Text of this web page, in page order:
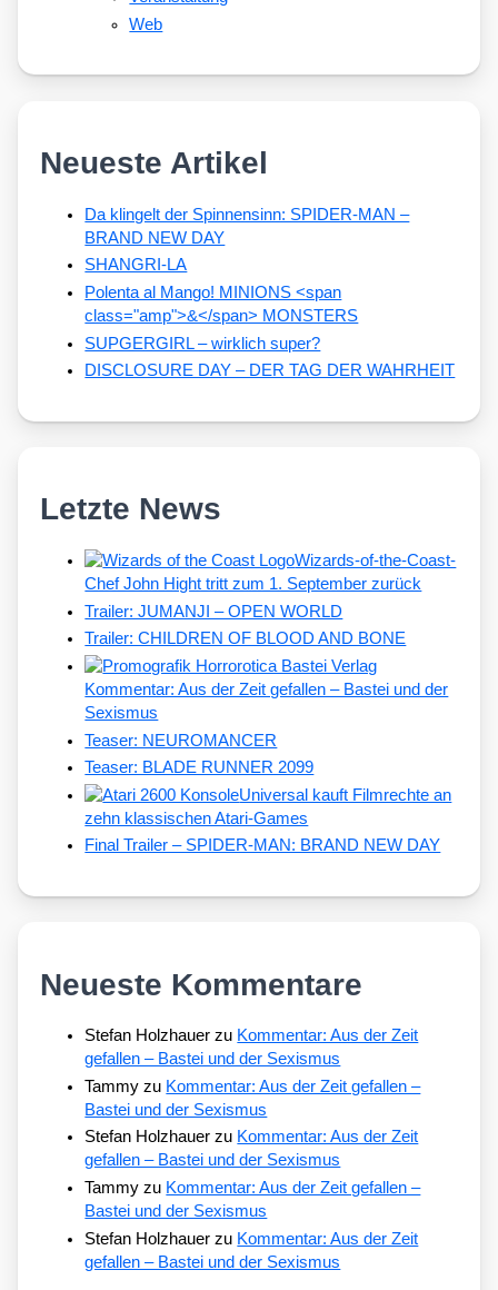
Web
Neueste Artikel
Da klingelt der Spinnensinn: SPIDER-MAN –
BRAND NEW DAY
SHANGRI-LA
Polenta al Mango! MINIONS <span
class="amp">&</span> MONSTERS
SUPGERGIRL – wirklich super?
DISCLOSURE DAY – DER TAG DER WAHRHEIT
Letzte News
Wizards-of-the-Coast-
Chef John Hight tritt zum 1. September zurück
Trailer: JUMANJI – OPEN WORLD
Trailer: CHILDREN OF BLOOD AND BONE
Kommentar: Aus der Zeit gefallen – Bastei und der
Sexismus
Teaser: NEUROMANCER
Teaser: BLADE RUNNER 2099
Universal kauft Filmrechte an
zehn klassischen Atari-Games
Final Trailer – SPIDER-MAN: BRAND NEW DAY
Neueste Kommentare
Stefan Holzhauer zu Kommentar: Aus der Zeit
gefallen – Bastei und der Sexismus
Tammy zu Kommentar: Aus der Zeit gefallen –
Bastei und der Sexismus
Stefan Holzhauer zu Kommentar: Aus der Zeit
gefallen – Bastei und der Sexismus
Tammy zu Kommentar: Aus der Zeit gefallen –
Bastei und der Sexismus
Stefan Holzhauer zu Kommentar: Aus der Zeit
gefallen – Bastei und der Sexismus